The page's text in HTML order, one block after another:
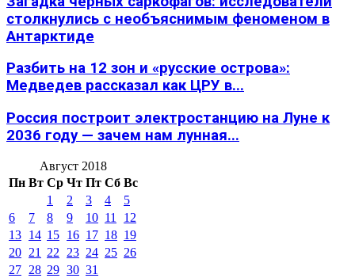
столкнулись с необъяснимым феноменом в
Антарктиде
Разбить на 12 зон и «русские острова»:
Медведев рассказал как ЦРУ в...
Россия построит электростанцию на Луне к
2036 году — зачем нам лунная...
Август 2018
Пн Вт Ср Чт Пт Сб Вс
1
2 3 4
5
6
7 8 9 10 11
12
13 14 15 16 17 18 19
20 21 22 23 24 25 26
27 28 29 30 31